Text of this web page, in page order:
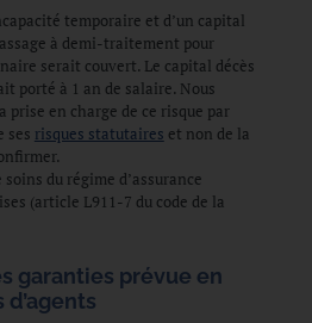
temporaire et d’un capital
à demi-traitement pour
serait couvert. Le capital décès
porté à 1 an de salaire. Nous
prise en charge de ce risque par
ses risques statutaires et non de la
du régime d’assurance
(article L911-7 du code de la
garanties prévue en